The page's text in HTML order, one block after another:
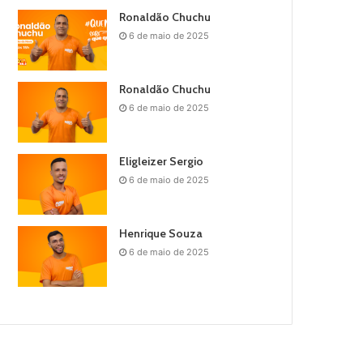
Ronaldão Chuchu
6 de maio de 2025
Ronaldão Chuchu
6 de maio de 2025
Eligleizer Sergio
6 de maio de 2025
Henrique Souza
6 de maio de 2025